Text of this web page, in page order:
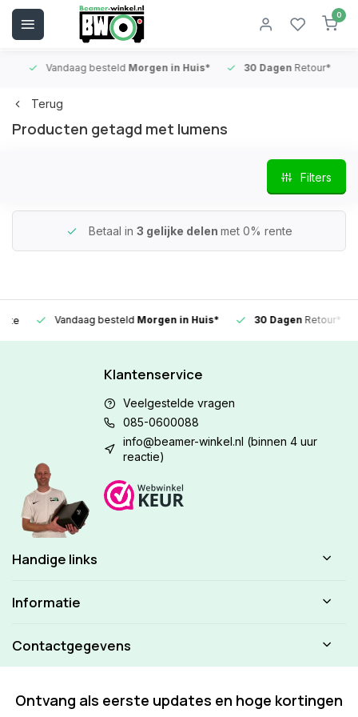
0
Vandaag besteldMorgen in Huis* 30 DagenRetour*
Terug
Producten getagd met lumens
Filters
Betaal in 3 gelijke delen met 0% rente
Vandaag besteldMorgen in Huis* 30 DagenRetour*
Klantenservice
Veelgestelde vragen
085-0600088
info@beamer-winkel.nl (binnen 4 uur
reactie)
Handige links
Informatie
Contactgegevens
Ontvang als eerste updates en hoge kortingen